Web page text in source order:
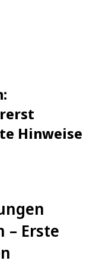
Hinweise
– Erste